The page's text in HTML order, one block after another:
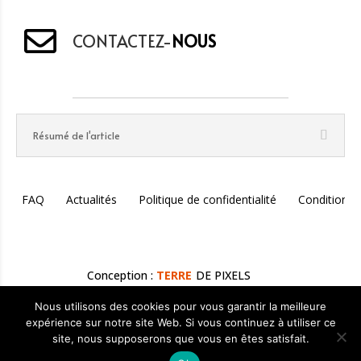
CONTACTEZ-NOUS
Résumé de l'article
FAQ Actualités Politique de confidentialité Conditions
Conception : TERRE DE PIXELS
Rédigé parFabien Liger— Lithothérapeute & Créateur de
Bijoux Holistiques | Mis à jour le
Nous utilisons des cookies pour vous garantir la meilleure
expérience sur notre site Web. Si vous continuez à utiliser ce
site, nous supposerons que vous en êtes satisfait.